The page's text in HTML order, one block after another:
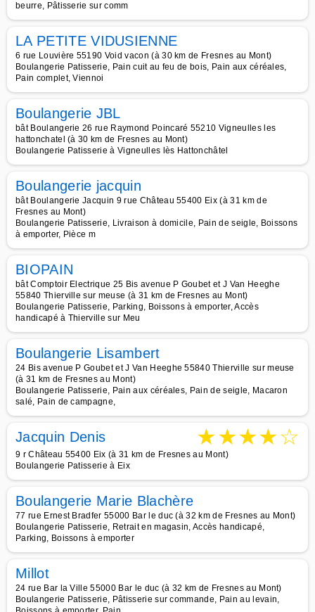
beurre, Pâtisserie sur comm
LA PETITE VIDUSIENNE
6 rue Louvière 55190 Void vacon (à 30 km de Fresnes au Mont)
Boulangerie Patisserie, Pain cuit au feu de bois, Pain aux céréales,
Pain complet, Viennoi
Boulangerie JBL
bât Boulangerie 26 rue Raymond Poincaré 55210 Vigneulles les
hattonchatel (à 30 km de Fresnes au Mont)
Boulangerie Patisserie à Vigneulles lès Hattonchâtel
Boulangerie jacquin
bât Boulangerie Jacquin 9 rue Château 55400 Eix (à 31 km de
Fresnes au Mont)
Boulangerie Patisserie, Livraison à domicile, Pain de seigle, Boissons
à emporter, Pièce m
BIOPAIN
bât Comptoir Electrique 25 Bis avenue P Goubet et J Van Heeghe
55840 Thierville sur meuse (à 31 km de Fresnes au Mont)
Boulangerie Patisserie, Parking, Boissons à emporter, Accès
handicapé à Thierville sur Meu
Boulangerie Lisambert
24 Bis avenue P Goubet et J Van Heeghe 55840 Thierville sur meuse
(à 31 km de Fresnes au Mont)
Boulangerie Patisserie, Pain aux céréales, Pain de seigle, Macaron
salé, Pain de campagne,
Jacquin Denis ★★★★☆
9 r Château 55400 Eix (à 31 km de Fresnes au Mont)
Boulangerie Patisserie à Eix
Boulangerie Marie Blachère
77 rue Ernest Bradfer 55000 Bar le duc (à 32 km de Fresnes au Mont)
Boulangerie Patisserie, Retrait en magasin, Accès handicapé,
Parking, Boissons à emporter
Millot
24 rue Bar la Ville 55000 Bar le duc (à 32 km de Fresnes au Mont)
Boulangerie Patisserie, Pâtisserie sur commande, Pain au levain,